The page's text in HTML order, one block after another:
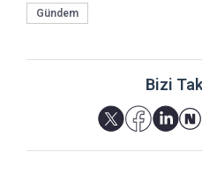
Gündem
Bizi